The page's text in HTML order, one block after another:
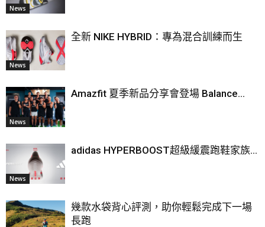
News
News
全新 NIKE HYBRID：專為混合訓練而生
News
Amazfit 夏季新品分享會登場 Balance...
News
adidas HYPERBOOST超級緩震跑鞋家族...
幾款水袋背心評測，助你輕鬆完成下一場
長跑